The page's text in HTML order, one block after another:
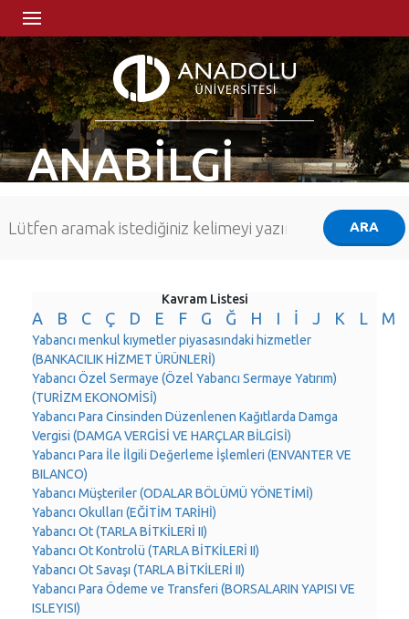
ANABİLGİ
Kavram Listesi
A B C Ç D E F G Ğ H I İ J K L M
Yabancı menkul kıymetler piyasasındaki hizmetler
(BANKACILIK HİZMET ÜRÜNLERİ)
Yabancı Özel Sermaye (Özel Yabancı Sermaye Yatırım)
(TURİZM EKONOMİSİ)
Yabancı Para Cinsinden Düzenlenen Kağıtlarda Damga
Vergisi (DAMGA VERGİSİ VE HARÇLAR BİLGİSİ)
Yabancı Para İle İlgili Değerleme İşlemleri (ENVANTER VE
BILANCO)
Yabancı Müşteriler (ODALAR BÖLÜMÜ YÖNETİMİ)
Yabancı Okulları (EĞİTİM TARİHİ)
Yabancı Ot (TARLA BİTKİLERİ II)
Yabancı Ot Kontrolü (TARLA BİTKİLERİ II)
Yabancı Ot Savaşı (TARLA BİTKİLERİ II)
Yabancı Para Ödeme ve Transferi (BORSALARIN YAPISI VE
ISLEYISI)